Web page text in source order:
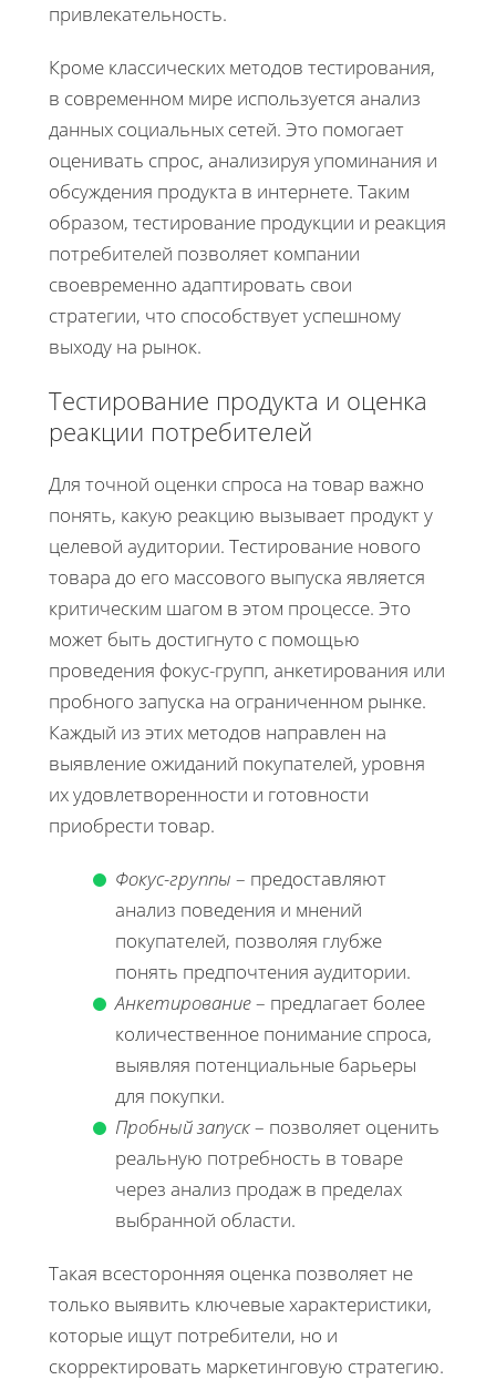
привлекательность.
Кроме классических методов тестирования,
в современном мире используется анализ
данных социальных сетей. Это помогает
оценивать спрос, анализируя упоминания и
обсуждения продукта в интернете. Таким
образом, тестирование продукции и реакция
потребителей позволяет компании
своевременно адаптировать свои
стратегии, что способствует успешному
выходу на рынок.
Тестирование продукта и оценка
реакции потребителей
Для точной оценки спроса на товар важно
понять, какую реакцию вызывает продукт у
целевой аудитории. Тестирование нового
товара до его массового выпуска является
критическим шагом в этом процессе. Это
может быть достигнуто с помощью
проведения фокус-групп, анкетирования или
пробного запуска на ограниченном рынке.
Каждый из этих методов направлен на
выявление ожиданий покупателей, уровня
их удовлетворенности и готовности
приобрести товар.
Фокус-группы – предоставляют
анализ поведения и мнений
покупателей, позволяя глубже
понять предпочтения аудитории.
Анкетирование– предлагает более
количественное понимание спроса,
выявляя потенциальные барьеры
для покупки.
Пробный запуск– позволяет оценить
реальную потребность в товаре
через анализ продаж в пределах
выбранной области.
Такая всесторонняя оценка позволяет не
только выявить ключевые характеристики,
которые ищут потребители, но и
скорректировать маркетинговую стратегию.